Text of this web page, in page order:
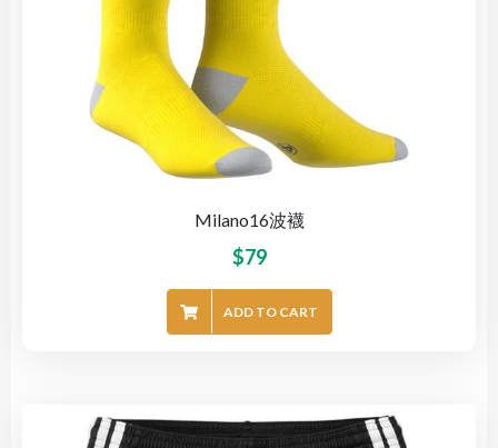
Milano16波襪
$79
ADD TO CART